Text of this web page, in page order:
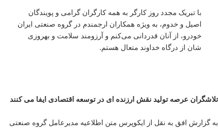
با تبریک مجدد روز کارگر به همه کارگران گرامی و پویندگان
اصیل و خدوم، به ویژه همکاران ارجمندم در گروه صنعتی ایران
خودرو، از آنان قدردانی می‌کنم و آرزومند سلامت و بهروزی
شان از درگاه خداوند متعال هستم.
تلاشگران عرصه تولید نقش ارزنده ای در توسعه اقتصادی ایفا می کنند
به گزارش افق به نقل از ایکوپرس متن اطلاعیه مدیرعامل گروه صنعتی